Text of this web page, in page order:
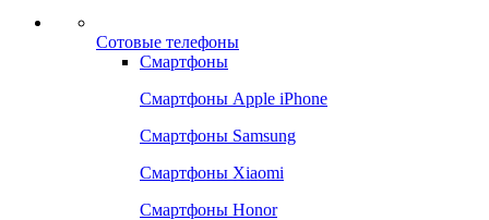
Сотовые телефоны
Смартфоны
Смартфоны Apple iPhone
Смартфоны Samsung
Смартфоны Xiaomi
Смартфоны Honor